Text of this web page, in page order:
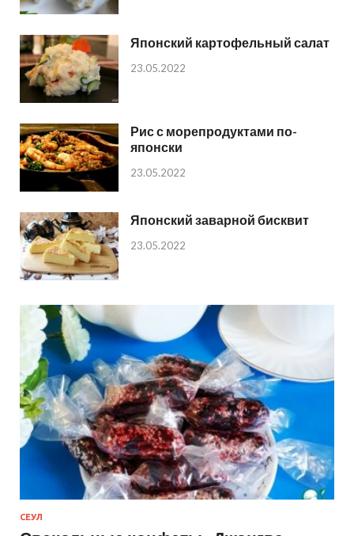
Японский картофельный салат
23.05.2022
Рис с морепродуктами по-
японски
23.05.2022
Японский заварной бисквит
23.05.2022
СЕУЛ